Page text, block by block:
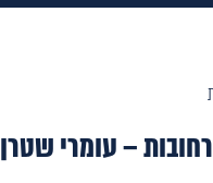
– עומרי שטרן